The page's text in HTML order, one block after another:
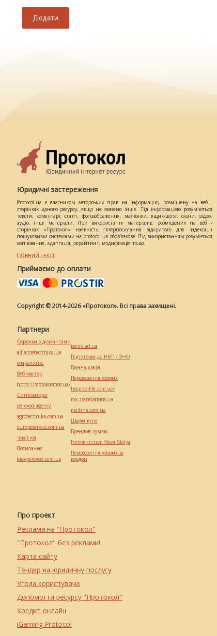
Додати
Юридичні застереження
Protocol.ua є власником авторських прав на інформацію, розміщену на веб -
сторінках даного ресурсу, якщо не вказано інше. Під інформацією розуміються
тексти, коментарі, статті, фотозображення, малюнки, ящик-шота, скани, відео,
аудіо, інші матеріали. При використанні матеріалів, розміщених на веб -
сторінках «Протокол» наявність гіперпосилання відкритого для індексації
пошуковими системами на protocol.ua обов`язкове. Під використанням розуміється
копіювання, адаптація, рерайтинг, модифікація тощо.
Повний текст
Приймаємо до оплати
Copyright © 2014-2026 «Протокол». Всі права захищені.
Про проект
Реклама на "Протокол"
"Протокол" без реклами!
Карта сайту
Тендер на юридичну послугу
Угода користувача
Допомогти ресурсу "Протокол"
Кредит онлайн
iGaming Protocol
Партнери
Сережки з діамантами
alliancetechnika.ua
миралинкс
Веб мастер
https://motokosmos.ua/
Синтезатори
perevod.agency
agrotechnika.com.ua
europeservice.com.ua
текст юа
Посилання
kievperevod.com.ua
pereklad.ua
Підготовка до НМТ / ЗНО
Винна шафа
Перевезення хворих
hospice-life.com.ua/
mk-translations.ua
maltina.com.ua
Шафи купе
Брендові сумки
Натяжні стелі Nova Stelya
Перевезення хворих за
кордон